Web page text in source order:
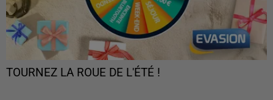
TOURNEZ LA ROUE DE L'ÉTÉ !